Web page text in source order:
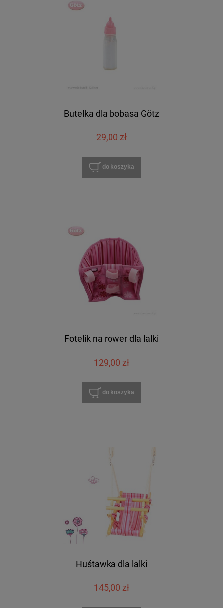
Butelka dla bobasa Götz
29,00 zł
do koszyka
Fotelik na rower dla lalki
129,00 zł
do koszyka
Huśtawka dla lalki
145,00 zł